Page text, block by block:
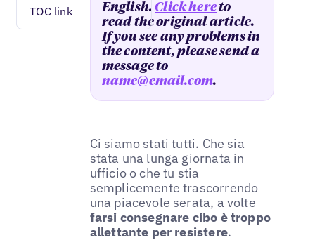
TOC link
English.Click hereto
read the original article.
If you see any problems in
the content, please send a
message to
name@email.com.
Ci siamo stati tutti. Che sia
stata una lunga giornata in
ufficio o che tu stia
semplicemente trascorrendo
una piacevole serata, a volte
farsi consegnare cibo è troppo
allettante per resistere.